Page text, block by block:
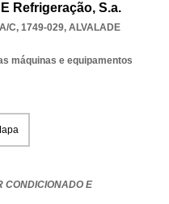
Refrigeração, S.a.
C, 1749-029, ALVALADE
máquinas e equipamentos
CONDICIONADO E